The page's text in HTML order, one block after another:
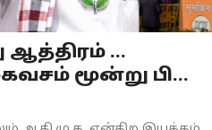
ஆத்திரம் ...
மூன்று பி...